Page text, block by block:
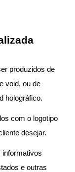
produzidos de
void, ou de
holográfico.
com o logotipo
desejar.
informativos
e outras